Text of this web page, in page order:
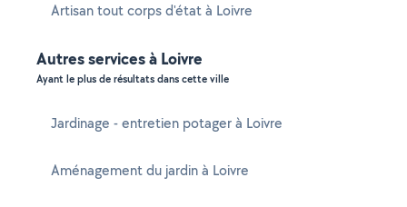
Artisan tout corps d'état à Loivre
Autres services à Loivre
Ayant le plus de résultats dans cette ville
Jardinage - entretien potager à Loivre
Aménagement du jardin à Loivre